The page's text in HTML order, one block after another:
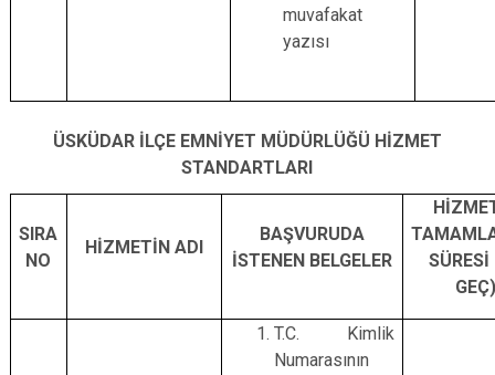
muvafakat
yazısı
ÜSKÜDAR İLÇE EMNİYET MÜDÜRLÜĞÜ HİZMET
STANDARTLARI
SIRA
NO
HİZMETİN ADI
BAŞVURUDA
İSTENEN BELGELER
SÜRESİ
GEÇ)
T.C. Kimlik
Numarasının